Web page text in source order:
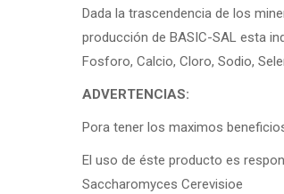
Dada la trascendencia de los
producción de BASIC-SAL esta
Fosforo, Calcio, Cloro, Sodio,
ADVERTENCIAS:
Pora tener los maximos
El uso de éste producto es
Saccharomyces Cerevisioe